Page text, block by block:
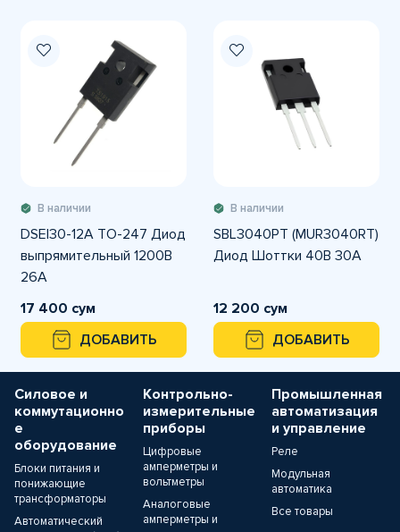
В наличии
DSEI30-12A TO-247 Диод
выпрямительный 1200В
26А
17 400 сум
ДОБАВИТЬ
В наличии
SBL3040PT (MUR3040RT)
Диод Шоттки 40В 30А
12 200 сум
ДОБАВИТЬ
Силовое и
коммутационно
е
оборудование
Блоки питания и
понижающие
трансформаторы
Автоматический
Контрольно-
измерительные
приборы
Цифровые
амперметры и
вольтметры
Аналоговые
амперметры и
Промышленная
автоматизация
и управление
Реле
Модульная
автоматика
Все товары